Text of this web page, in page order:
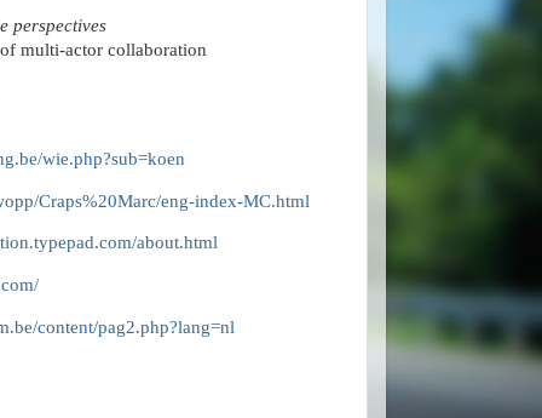
perspectives
multi-actor collaboration
wie.php?sub=koen
Craps%20Marc/eng-index-MC.html
about.html
content/pag2.php?lang=nl